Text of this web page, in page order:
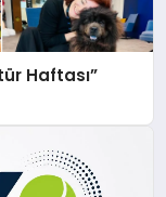
Haftası”